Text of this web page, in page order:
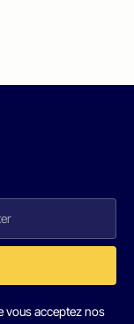
vous acceptez nos